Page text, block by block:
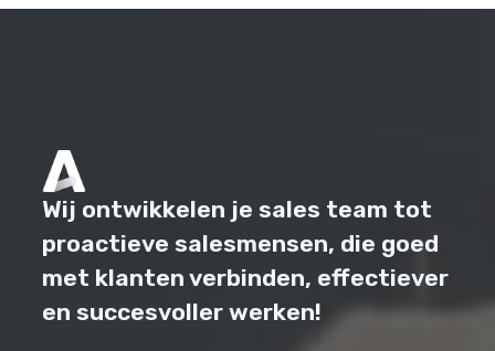
Wij ontwikkelen je sales team tot
proactieve salesmensen, die goed
met klanten verbinden, effectiever
en succesvoller werken!